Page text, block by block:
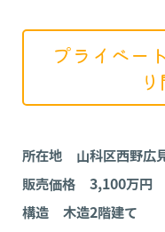
プライベー
所在地 山科区西野広
販売価格 3,100万円
構造 木造2階建て